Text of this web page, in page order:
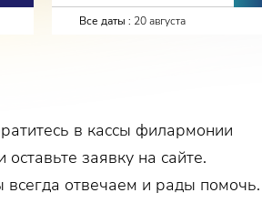
Все даты : 20 августа
в кассы филармонии
оставьте заявку на сайте.
отвечаем и рады помочь.